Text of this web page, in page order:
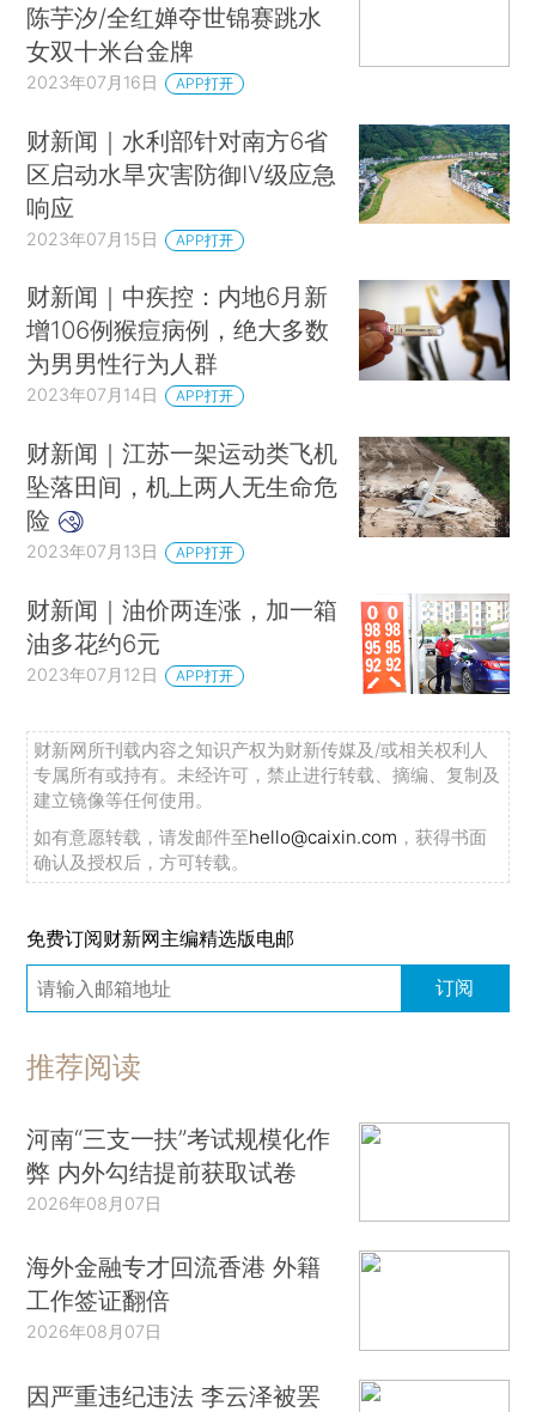
陈芋汐/全红婵夺世锦赛跳水
女双十米台金牌
2023年07月16日 APP打开
财新闻｜水利部针对南方6省
区启动水旱灾害防御Ⅳ级应急
响应
2023年07月15日 APP打开
财新闻｜中疾控：内地6月新
增106例猴痘病例，绝大多数
为男男性行为人群
2023年07月14日 APP打开
财新闻｜江苏一架运动类飞机
坠落田间，机上两人无生命危
险
2023年07月13日 APP打开
财新闻｜油价两连涨，加一箱
油多花约6元
2023年07月12日 APP打开
财新网所刊载内容之知识产权为财新传媒及/或相关权利人
专属所有或持有。未经许可，禁止进行转载、摘编、复制及
建立镜像等任何使用。
如有意愿转载，请发邮件至hello@caixin.com ，获得书面
确认及授权后，方可转载。
免费订阅财新网主编精选版电邮
订阅
推荐阅读
河南“三支一扶”考试规模化作
弊 内外勾结提前获取试卷
2026年08月07日
海外金融专才回流香港 外籍
工作签证翻倍
2026年08月07日
因严重违纪违法 李云泽被罢